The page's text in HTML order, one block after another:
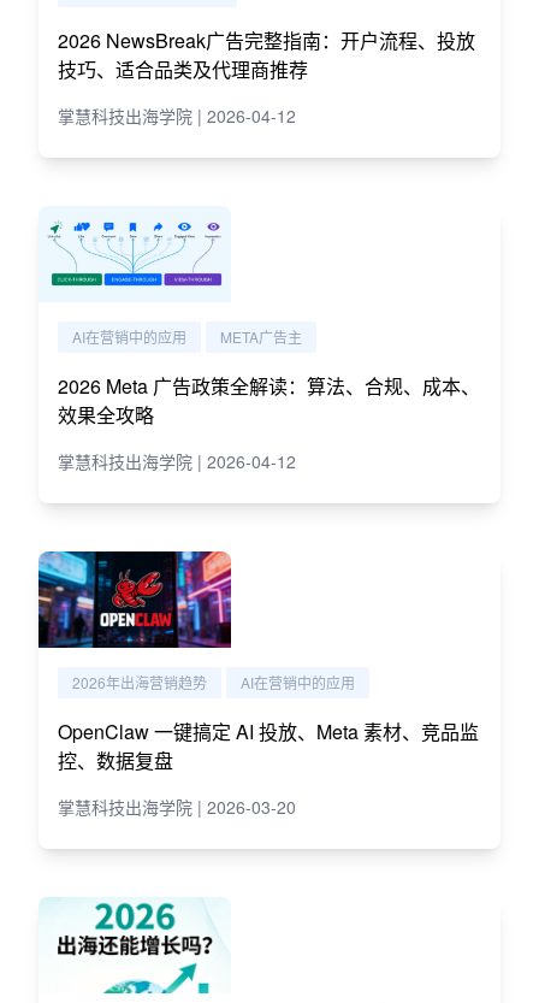
2026 NewsBreak广告完整指南：开户流程、投放
技巧、适合品类及代理商推荐
掌慧科技出海学院 | 2026-04-12
AI在营销中的应用 META广告主
2026 Meta 广告政策全解读：算法、合规、成本、
效果全攻略
掌慧科技出海学院 | 2026-04-12
2026年出海营销趋势 AI在营销中的应用
OpenClaw 一键搞定 AI 投放、Meta 素材、竞品监
控、数据复盘
掌慧科技出海学院 | 2026-03-20